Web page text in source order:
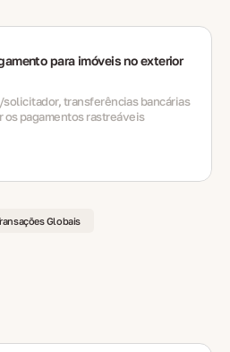
para imóveis no exterior
transferências bancárias
os pagamentos rastreáveis
Globais